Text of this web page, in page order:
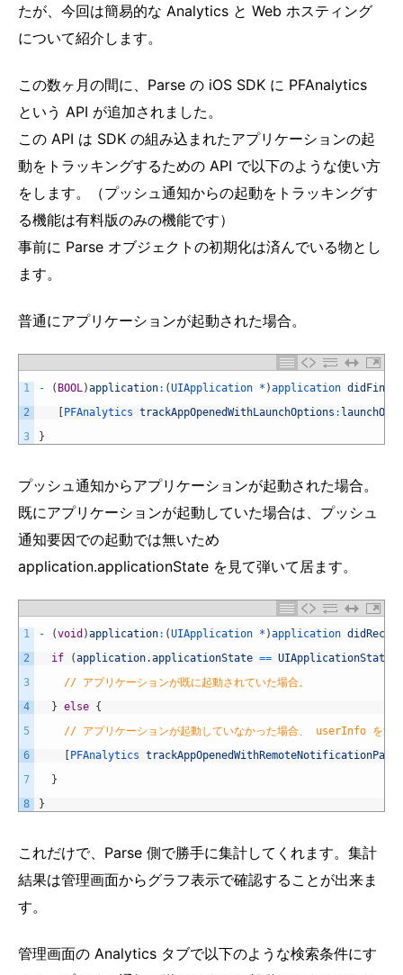
たが、今回は簡易的な Analytics と Web ホスティング
について紹介します。
この数ヶ月の間に、Parse の iOS SDK に PFAnalytics
という API が追加されました。
この API は SDK の組み込まれたアプリケーションの起
動をトラッキングするための API で以下のような使い方
をします。（プッシュ通知からの起動をトラッキングす
る機能は有料版のみの機能です）
事前に Parse オブジェクトの初期化は済んでいる物とし
ます。
普通にアプリケーションが起動された場合。
1
2
3
- ( BOOL )application: (UIApplication * )application
[PFAnalytics trackAppOpenedWithLaunchOptions :
}
プッシュ通知からアプリケーションが起動された場合。
既にアプリケーションが起動していた場合は、プッシュ
通知要因での起動では無いため
application.applicationState を見て弾いて居ます。
1
2
3
4
5
6
7
8
- (void )application: (UIApplication * )application
if
(application.applicationState ==
// アプリケーションが既に起動されていた場合。
} else {
// アプリケーションが起動していなかった場合、 userInfo を渡
[PFAnalytics
}
}
これだけで、Parse 側で勝手に集計してくれます。集計
結果は管理画面からグラフ表示で確認することが出来ま
す。
管理画面の Analytics タブで以下のような検索条件にす